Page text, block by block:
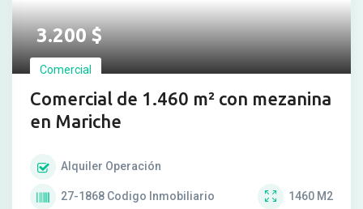
3.200$
Comercial
Comercial de 1.460 m² con mezanina
en Mariche
Alquiler Operación
27-1868 Codigo Inmobiliario 1460 M2